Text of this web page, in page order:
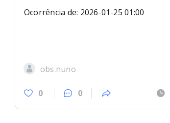
Ocorrência de: 2026-01-25 01:00
obs.nuno
0 0